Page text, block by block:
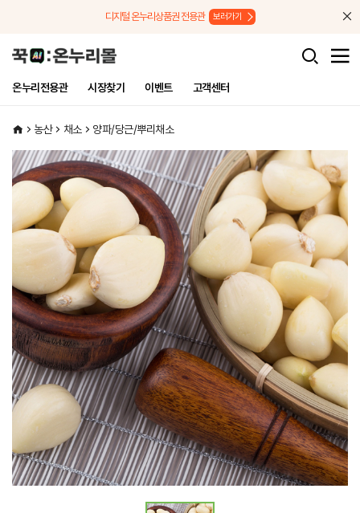
디지털 온누리상품권 전용관 보러가기
온누리전용관 시장찾기 이벤트 고객센터
농산 채소 양파/당근/뿌리채소